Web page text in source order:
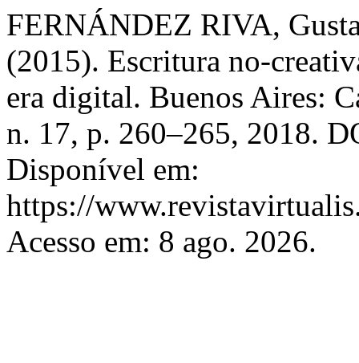
FERNÁNDEZ RIVA,
(2015). Escritura no-
era digital. Buenos Aires:
n. 17, p. 260–265, 2018.
Disponível em:
https://
Acesso em: 8 ago. 2026.